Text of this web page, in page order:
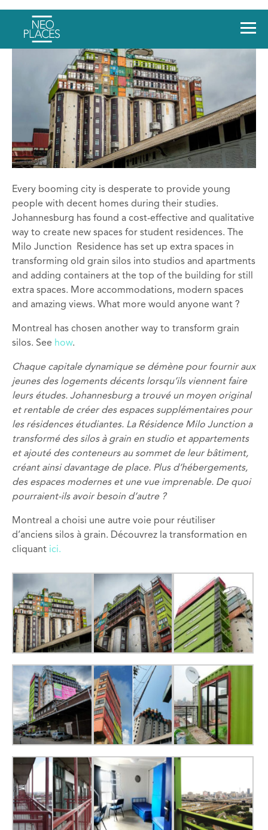
Every booming city is desperate to provide young
people with decent homes during their studies.
Johannesburg has found a cost-effective and qualitative
way to create new spaces for student residences. The
Milo Junction Residence has set up extra spaces in
transforming old grain silos into studios and apartments
and adding containers at the top of the building for still
extra spaces. More accommodations, modern spaces
and amazing views. What more would anyone want ?
Montreal has chosen another way to transform grain
silos. See how.
Chaque capitale dynamique se démène pour fournir aux
jeunes des logements décents lorsqu’ils viennent faire
leurs études. Johannesburg a trouvé un moyen original
et rentable de créer des espaces supplémentaires pour
les résidences étudiantes. La Résidence Milo Junction a
transformé des silos à grain en studio et appartements
et ajouté des conteneurs au sommet de leur bâtiment,
créant ainsi davantage de place. Plus d’hébergements,
des espaces modernes et une vue imprenable. De quoi
pourraient-ils avoir besoin d’autre ?
Montreal a choisi une autre voie pour réutiliser
d’anciens silos à grain. Découvrez la transformation en
cliquant ici.